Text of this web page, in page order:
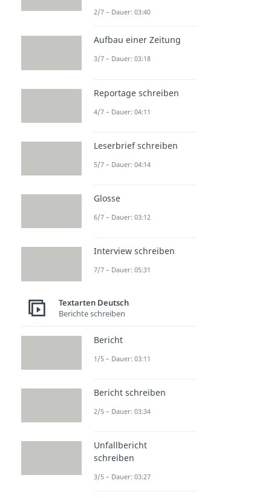
2/7 – Dauer: 03:40
Aufbau einer Zeitung
3/7 – Dauer: 03:18
Reportage schreiben
4/7 – Dauer: 04:11
Leserbrief schreiben
5/7 – Dauer: 04:14
Glosse
6/7 – Dauer: 03:12
Interview schreiben
7/7 – Dauer: 05:31
Textarten Deutsch
Berichte schreiben
Bericht
1/5 – Dauer: 03:11
Bericht schreiben
2/5 – Dauer: 03:34
Unfallbericht
schreiben
3/5 – Dauer: 03:27